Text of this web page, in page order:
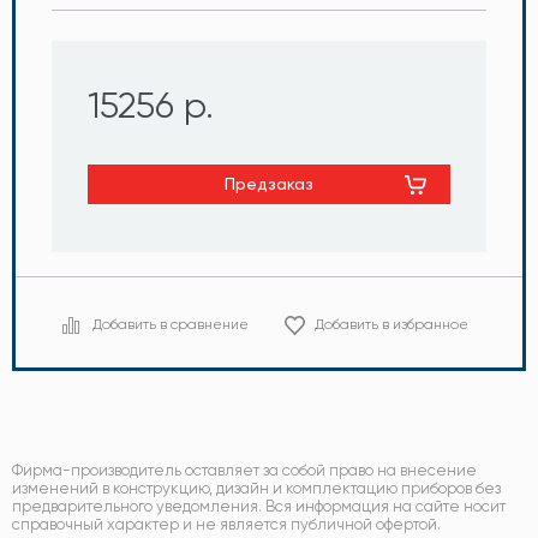
15256 р.
Предзаказ
Добавить в сравнение Добавить в избранное
Фирма-производитель оставляет за собой право на внесение
изменений в конструкцию, дизайн и комплектацию приборов без
предварительного уведомления. Вся информация на сайте носит
справочный характер и не является публичной офертой.